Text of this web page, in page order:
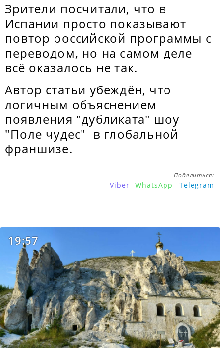
Зрители посчитали, что в
Испании просто показывают
повтор российской программы с
переводом, но на самом деле
всё оказалось не так.
Автор статьи убеждён, что
логичным объяснением
появления "дубликата" шоу
"Поле чудес" в глобальной
франшизе.
Поделиться:
Viber WhatsApp Telegram
19:57